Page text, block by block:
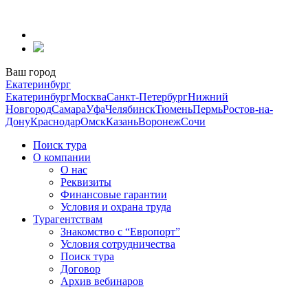
содержанию
Ваш город
Екатеринбург
ЕкатеринбургМоскваСанкт-ПетербургНижний
НовгородСамараУфаЧелябинскТюменьПермьРостов-на-
ДонуКраснодарОмскКазаньВоронежСочи
Поиск тура
О компании
О нас
Реквизиты
Финансовые гарантии
Условия и охрана труда
Турагентствам
Знакомство с “Европорт”
Условия сотрудничества
Поиск тура
Договор
Архив вебинаров